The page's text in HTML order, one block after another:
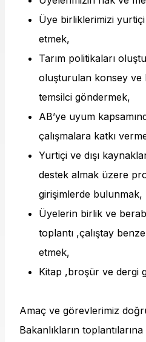
Üye birliklerimizi yurtiçi
etmek,
Tarım politikaları
oluşturulan konsey
temsilci göndermek,
AB’ye uyum
çalışmalara katkı
Yurtiçi ve dışı
destek almak üzere
girişimlerde bulunmak,
Üyelerin birlik ve
toplantı ,çalıştay
etmek,
Kitap ,broşür ve dergi
Amaç ve görevlerimiz
Bakanlıkların